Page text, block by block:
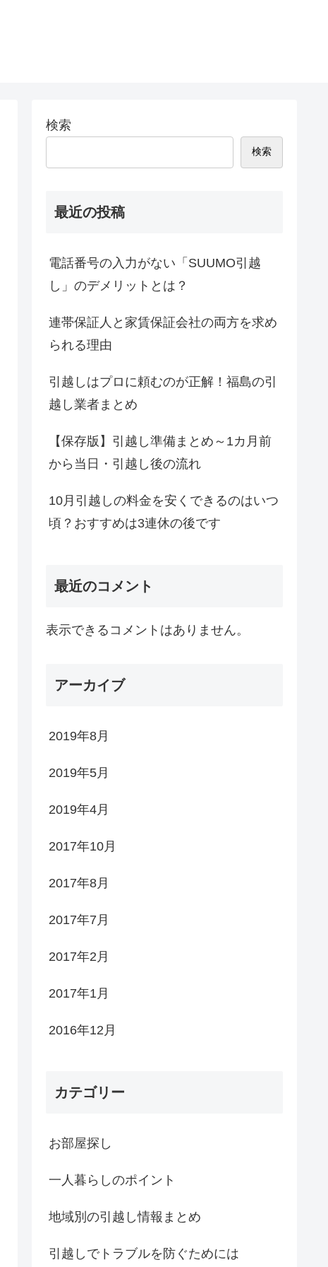
検索
検索
最近の投稿
電話番号の入力がない「SUUMO引越
し」のデメリットとは？
連帯保証人と家賃保証会社の両方を求め
られる理由
引越しはプロに頼むのが正解！福島の引
越し業者まとめ
【保存版】引越し準備まとめ～1カ月前
から当日・引越し後の流れ
10月引越しの料金を安くできるのはいつ
頃？おすすめは3連休の後です
最近のコメント
表示できるコメントはありません。
アーカイブ
2019年8月
2019年5月
2019年4月
2017年10月
2017年8月
2017年7月
2017年2月
2017年1月
2016年12月
カテゴリー
お部屋探し
一人暮らしのポイント
地域別の引越し情報まとめ
引越しでトラブルを防ぐためには